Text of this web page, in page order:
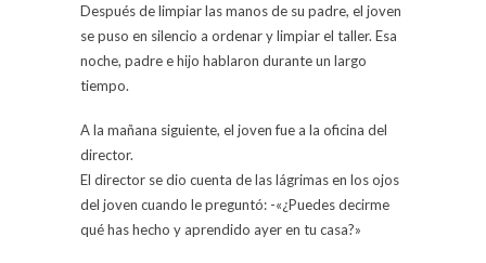
Después de limpiar las manos de su padre, el joven
se puso en silencio a ordenar y limpiar el taller. Esa
noche, padre e hijo hablaron durante un largo
tiempo.
A la mañana siguiente, el joven fue a la oficina del
director.
El director se dio cuenta de las lágrimas en los ojos
del joven cuando le preguntó: -«¿Puedes decirme
qué has hecho y aprendido ayer en tu casa?»